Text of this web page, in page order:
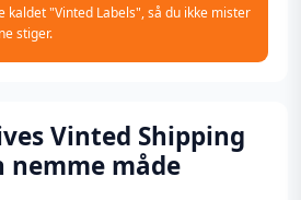
kaldet "Vinted Labels", så du ikke mister
stiger.
Vinted Shipping
nemme måde